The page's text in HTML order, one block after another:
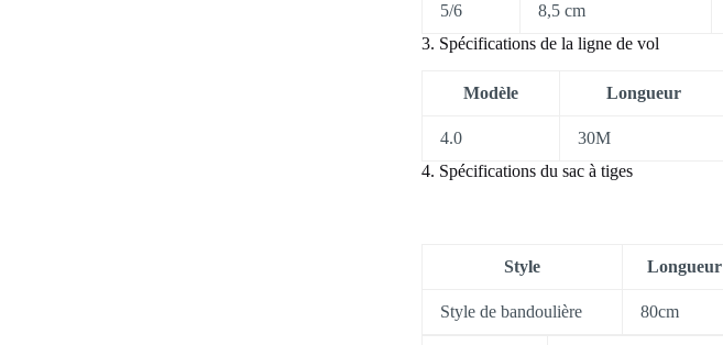
5/6 8,5 cm
3. Spécifications de la ligne de vol
Modèle Longueur
4.0 30M
4. Spécifications du sac à tiges
Style Longueur
Style de bandoulière 80cm